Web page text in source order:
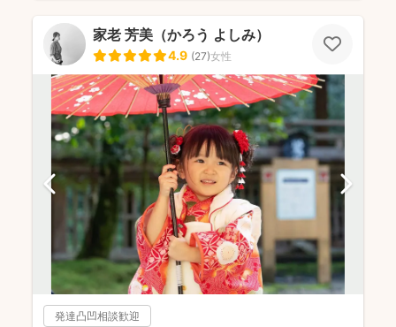
家老 芳美（かろう よしみ）
4.9 (27)女性
発達凸凹相談歓迎